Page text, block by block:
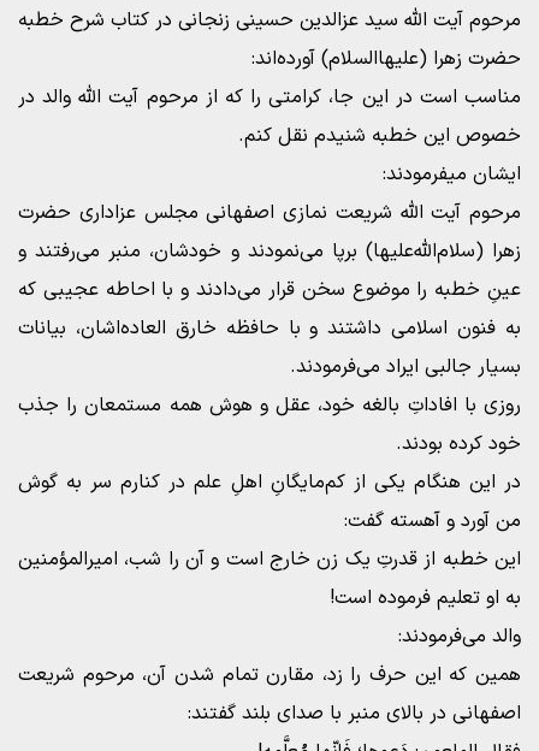
مرحوم آیت‌ الله‌ سید عزالدین حسینی زنجانی در کتاب شرح خطبه
حضرت زهرا (علیهاالسلام) آورده‌اند:
مناسب است در این‏ جا، کرامتى‏ را که از مرحوم آیت الله والد در
خصوص این خطبه شنیدم نقل کنم.
ایشان میفرمودند:
مرحوم آیت الله شریعت نمازى اصفهانى مجلس عزادارى حضرت
زهرا (سلام‌الله‌علیها) برپا می‌‏نمودند و خودشان، منبر می‌رفتند و
عینِ خطبه را موضوع سخن قرار می‌دادند و با احاطه عجیبى که
به فنون اسلامى داشتند و با حافظه خارق العاده‌اشان، بیانات
بسیار جالبى ایراد می‌فرمودند.
روزى با افاداتِ بالغه خود، عقل و هوش همه مستمعان را جذب
خود کرده بودند.
در این هنگام یکى از کم‌مایگانِ اهلِ علم در کنارم سر به گوش
من آورد و آهسته گفت:
این خطبه از قدرتِ یک زن خارج است و آن را شب، امیرالمؤمنین
به او تعلیم فرموده است!
والد می‌فرمودند:
همین که این حرف را زد، مقارن تمام شدن آن، مرحوم شریعت
اصفهانى در بالاى منبر با صداى بلند گفتند: